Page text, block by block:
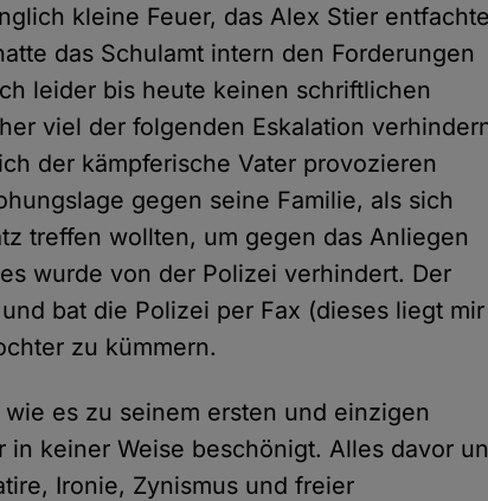
kleine Feuer, das Alex Stier
das Schulamt intern den Forderungen
leider bis heute keinen schriftlichen
viel der folgenden Eskalation
der kämpferische Vater provozieren
gegen seine Familie, als sich
treffen wollten, um gegen das Anliegen
wurde von der Polizei verhindert. Der
bat die Polizei per Fax (dieses liegt mir
zu kümmern.
es zu seinem ersten und einzigen
keiner Weise beschönigt. Alles davor
Ironie, Zynismus und freier